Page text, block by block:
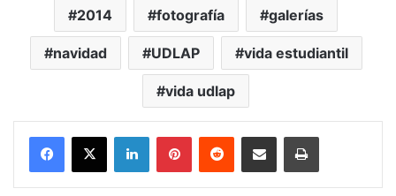
2014 fotografía galerías
navidad UDLAP vida estudiantil
vida udlap
LinkedInPinterestReddit Share via Email Print